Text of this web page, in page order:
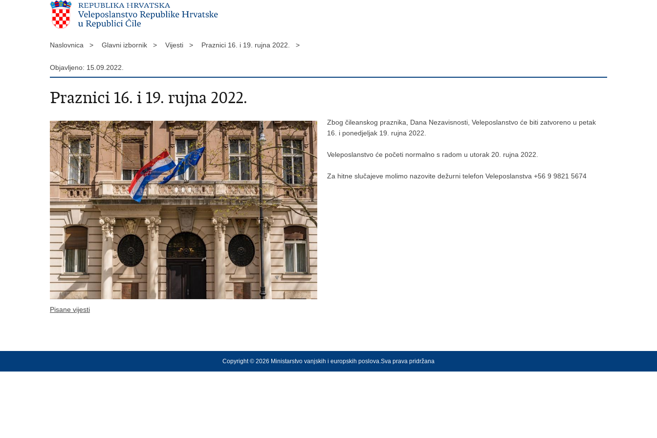
Naslovnica > Glavni izbornik > Vijesti > Praznici 16. i 19. rujna 2022. >
Objavljeno: 15.09.2022.
Praznici 16. i 19. rujna 2022.
Zbog čileanskog praznika, Dana Nezavisnosti, Veleposlanstvo će biti zatvoreno u petak
16. i ponedjeljak 19. rujna 2022.
Veleposlanstvo će početi normalno s radom u utorak 20. rujna 2022.
Za hitne slučajeve molimo nazovite dežurni telefon Veleposlanstva +56 9 9821 5674
Pisane vijesti
Copyright © 2026 Ministarstvo vanjskih i europskih poslova.Sva prava pridržana